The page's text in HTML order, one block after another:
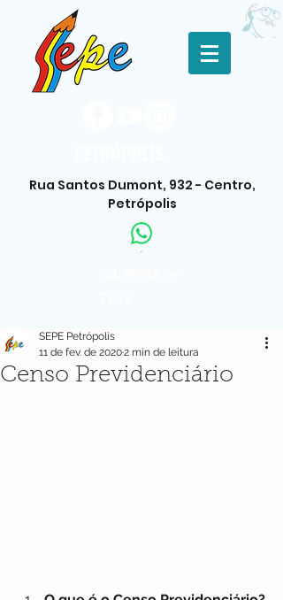
Rua Santos Dumont, 932 - Centro,
Petrópolis
Censo Previdenciário
SEPE Petrópolis
11 de fev. de 20202 min de leitura